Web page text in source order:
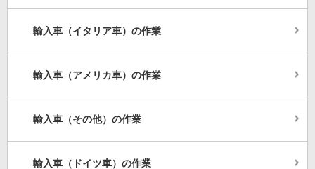
輸入車（イタリア車）の作業
輸入車（アメリカ車）の作業
輸入車（その他）の作業
輸入車（ドイツ車）の作業